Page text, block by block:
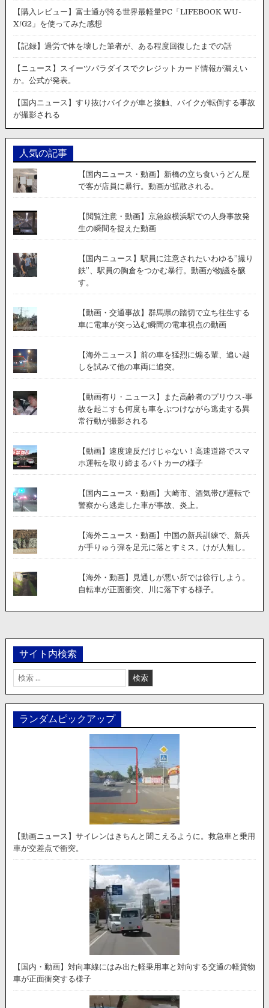
【購入レビュー】富士通が誇る世界最軽量PC「LIFEBOOK WU-
X/G2」を使ってみた感想
【記録】過労で体を壊した筆者が、ある程度回復したまでの話
【ニュース】スイーツパラダイスでクレジットカード情報が漏えい
か。公式が発表。
【国内ニュース】すり抜けバイクが車と接触、バイクが転倒する事故
が撮影される
人気の記事
【国内ニュース・動画】新橋の立ち食いうどん屋
で客が店員に暴行。動画が拡散される。
【閲覧注意・動画】京急線横浜駅での人身事故発
生の瞬間を捉えた動画
【国内ニュース】駅員に注意されたいわゆる”撮り
鉄”、駅員の胸倉をつかむ暴行。動画が物議を醸
す。
【動画・交通事故】群馬県の踏切で立ち往生する
車に電車が突っ込む瞬間の電車視点の動画
【海外ニュース】前の車を猛烈に煽る輩、追い越
しを試みて他の車両に追突。
【動画有り・ニュース】また高齢者のプリウス-事
故を起こすも何度も車をぶつけながら逃走する異
常行動が撮影される
【動画】速度違反だけじゃない！高速道路でスマ
ホ運転を取り締まるパトカーの様子
【国内ニュース・動画】大崎市、酒気帯び運転で
警察から逃走した車が事故、炎上。
【海外ニュース・動画】中国の新兵訓練で、新兵
が手りゅう弾を足元に落とすミス。けが人無し。
【海外・動画】見通しが悪い所では徐行しよう。
自転車が正面衝突、川に落下する様子。
サイト内検索
検
索:
ランダムピックアップ
【動画ニュース】サイレンはきちんと聞こえるように。救急車と乗用
車が交差点で衝突。
【国内・動画】対向車線にはみ出た軽乗用車と対向する交通の軽貨物
車が正面衝突する様子